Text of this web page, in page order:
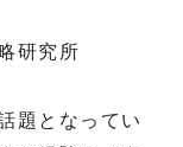
研究所
題となってい